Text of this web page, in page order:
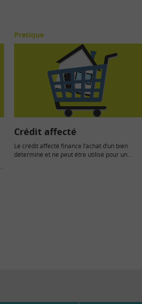
Pratique
Crédit affecté
Le crédit affecté finance l’achat d’un bien
déterminé et ne peut être utilisé pour un